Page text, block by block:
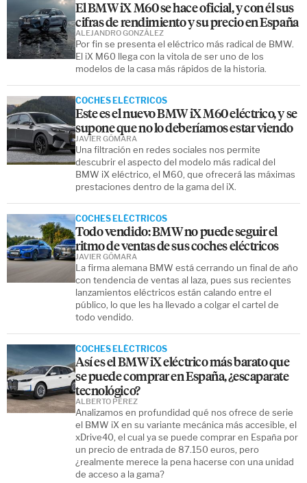
El BMW iX M60 se hace oficial, y con él sus
cifras de rendimiento y su precio en España
Por fin se presenta el eléctrico más radical de BMW.
El iX M60 llega con la vitola de ser uno de los
modelos de la casa más rápidos de la historia.
ALEJANDRO GONZÁLEZ
COCHES ELÉCTRICOS
Este es el nuevo BMW iX M60 eléctrico, y se
supone que no lo deberíamos estar viendo
Una filtración en redes sociales nos permite
descubrir el aspecto del modelo más radical del
BMW iX eléctrico, el M60, que ofrecerá las máximas
prestaciones dentro de la gama del iX.
JAVIER GÓMARA
COCHES ELÉCTRICOS
Todo vendido: BMW no puede seguir el
ritmo de ventas de sus coches eléctricos
La firma alemana BMW está cerrando un final de año
con tendencia de ventas al laza, pues sus recientes
lanzamientos eléctricos están calando entre el
público, lo que les ha llevado a colgar el cartel de
todo vendido.
JAVIER GÓMARA
COCHES ELÉCTRICOS
Así es el BMW iX eléctrico más barato que
se puede comprar en España, ¿escaparate
tecnológico?
Analizamos en profundidad qué nos ofrece de serie
el BMW iX en su variante mecánica más accesible, el
xDrive40, el cual ya se puede comprar en España por
un precio de entrada de 87.150 euros, pero
¿realmente merece la pena hacerse con una unidad
de acceso a la gama?
ALBERTO PÉREZ